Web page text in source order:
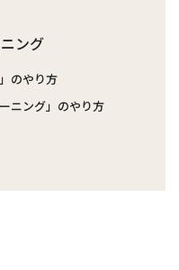
ング
のやり方
ニング」のやり方